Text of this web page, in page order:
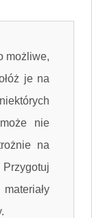
możliwe,
je na
nie
na